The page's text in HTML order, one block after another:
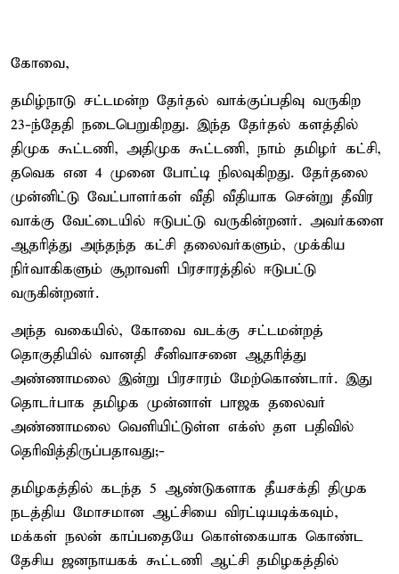
கோவை,
தமிழ்நாடு சட்டமன்ற தேர்தல் வாக்குப்பதிவு வருகிற
23-ந்தேதி நடைபெறுகிறது. இந்த தேர்தல் களத்தில்
திமுக கூட்டணி, அதிமுக கூட்டணி, நாம் தமிழர் கட்சி,
தவெக என 4 முனை போட்டி நிலவுகிறது. தேர்தலை
முன்னிட்டு வேட்பாளர்கள் வீதி வீதியாக சென்று தீவிர
வாக்கு வேட்டையில் ஈடுபட்டு வருகின்றனர். அவர்களை
ஆதரித்து அந்தந்த கட்சி தலைவர்களும், முக்கிய
நிர்வாகிகளும் சூறாவளி பிரசாரத்தில் ஈடுபட்டு
வருகின்றனர்.
அந்த வகையில், கோவை வடக்கு சட்டமன்றத்
தொகுதியில் வானதி சீனிவாசனை ஆதரித்து
அண்ணாமலை இன்று பிரசாரம் மேற்கொண்டார். இது
தொடர்பாக தமிழக முன்னாள் பாஜக தலைவர்
அண்ணாமலை வெளியிட்டுள்ள எக்ஸ் தள பதிவில்
தெரிவித்திருப்பதாவது;-
தமிழகத்தில் கடந்த 5 ஆண்டுகளாக தீயசக்தி திமுக
நடத்திய மோசமான ஆட்சியை விரட்டியடிக்கவும்,
மக்கள் நலன் காப்பதையே கொள்கையாக கொண்ட
தேசிய ஜனநாயகக் கூட்டணி ஆட்சி தமிழகத்தில்